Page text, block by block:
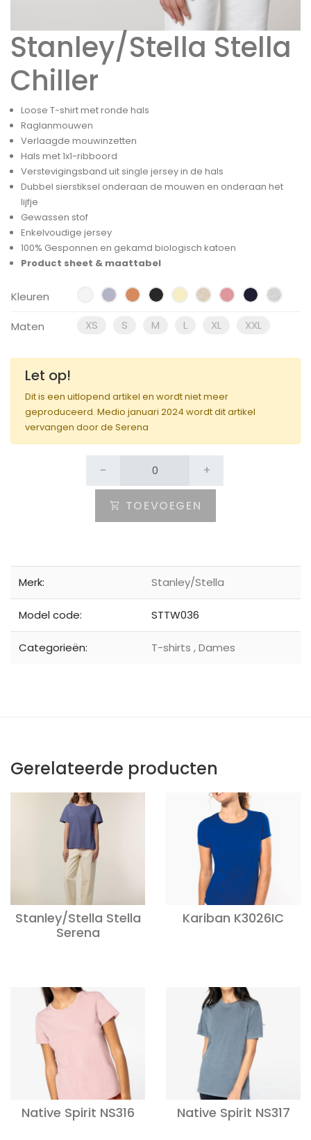
Stanley/Stella Stella
Chiller
Loose T-shirt met ronde hals
Raglanmouwen
Verlaagde mouwinzetten
Hals met 1x1-ribboord
Verstevigingsband uit single jersey in de hals
Dubbel sierstiksel onderaan de mouwen en onderaan het
lijfje
Gewassen stof
Enkelvoudige jersey
100% Gesponnen en gekamd biologisch katoen
Product sheet & maattabel
Kleuren
Maten XS S M L XL XXL
Let op!
Dit is een uitlopend artikel en wordt niet meer
geproduceerd. Medio januari 2024 wordt dit artikel
vervangen door de Serena
- +
TOEVOEGEN
Merk: Stanley/Stella
Model code: STTW036
Categorieën: T-shirts ,Dames
Gerelateerde producten
Stanley/Stella Stella
Serena
Kariban K3026IC
Native Spirit NS316 Native Spirit NS317